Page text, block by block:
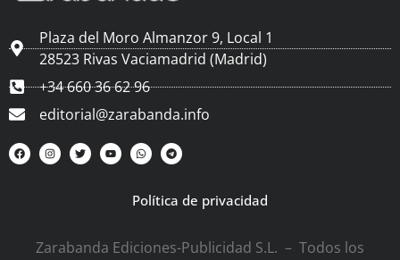
Plaza del Moro Almanzor 9, Local 1
28523 Rivas Vaciamadrid (Madrid)
+34 660 36 62 96
editorial@zarabanda.info
Política de privacidad
Zarabanda Ediciones-Publicidad S.L. – Todos los